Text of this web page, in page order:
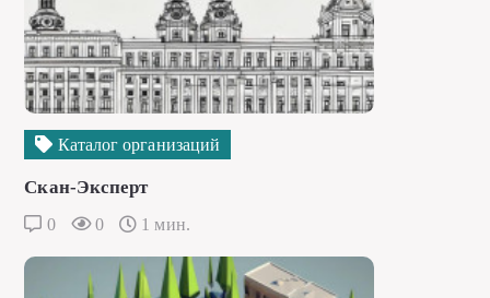
Каталог организаций
Скан-Эксперт
0 0 1 мин.